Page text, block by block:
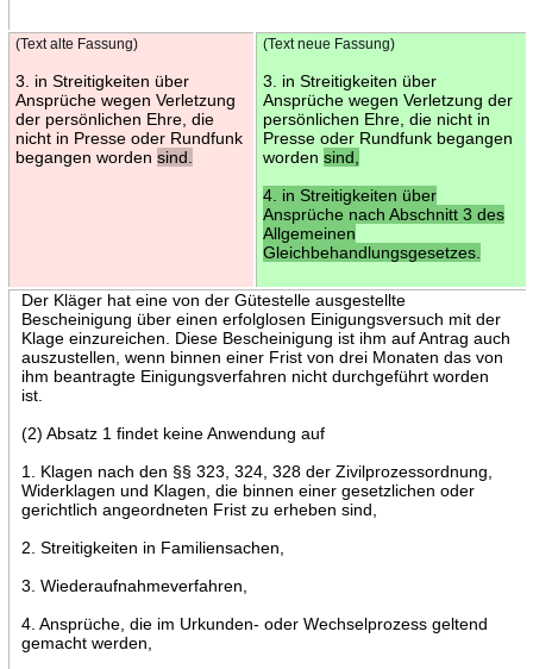
(Text alte Fassung)
3. in Streitigkeiten über
Ansprüche wegen Verletzung
der persönlichen Ehre, die
nicht in Presse oder Rundfunk
begangen worden sind.
(Text neue Fassung)
3. in Streitigkeiten über
Ansprüche wegen Verletzung der
persönlichen Ehre, die nicht in
Presse oder Rundfunk begangen
worden sind,
4. in Streitigkeiten über
Ansprüche nach Abschnitt 3 des
Allgemeinen
Gleichbehandlungsgesetzes.
Der Kläger hat eine von der Gütestelle ausgestellte
Bescheinigung über einen erfolglosen Einigungsversuch mit der
Klage einzureichen. Diese Bescheinigung ist ihm auf Antrag auch
auszustellen, wenn binnen einer Frist von drei Monaten das von
ihm beantragte Einigungsverfahren nicht durchgeführt worden
ist.
(2) Absatz 1 findet keine Anwendung auf
1. Klagen nach den §§ 323, 324, 328 der Zivilprozessordnung,
Widerklagen und Klagen, die binnen einer gesetzlichen oder
gerichtlich angeordneten Frist zu erheben sind,
2. Streitigkeiten in Familiensachen,
3. Wiederaufnahmeverfahren,
4. Ansprüche, die im Urkunden- oder Wechselprozess geltend
gemacht werden,